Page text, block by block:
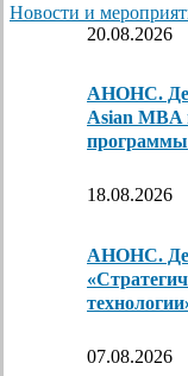
Новости и
20.08.2026
АНОНС.
Asian MBA
программы
18.08.2026
АНОНС.
07.08.2026